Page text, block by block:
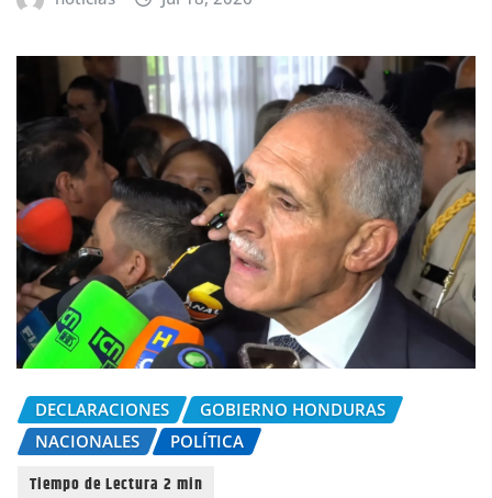
DECLARACIONES
GOBIERNO HONDURAS
NACIONALES
POLÍTICA